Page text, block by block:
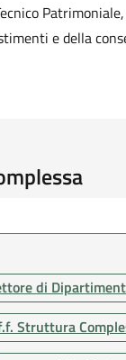
e della
di
Struttura